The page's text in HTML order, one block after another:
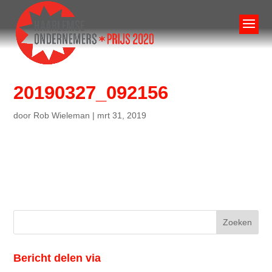
20190327_092156
door Rob Wieleman | mrt 31, 2019
Bericht delen via